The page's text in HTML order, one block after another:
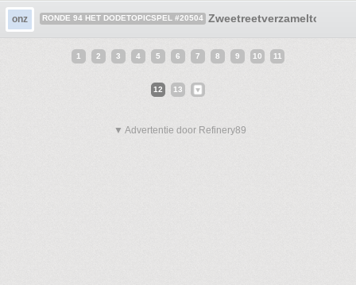
onz RONDE 94 HET DODETOPICSPEL #20504 Zweetreetverzameltopic
1 2 3 4 5 6 7 8 9 10 11
12 13
▼ Advertentie door Refinery89